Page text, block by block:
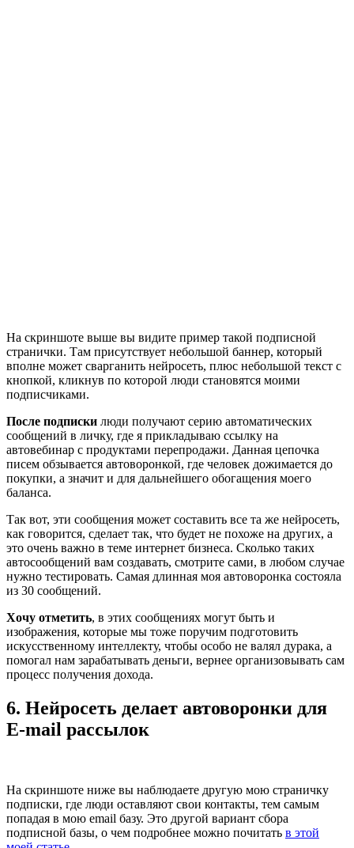
На скриншоте выше вы видите пример такой подписной
странички. Там присутствует небольшой баннер, который
вполне может сварганить нейросеть, плюс небольшой текст с
кнопкой, кликнув по которой люди становятся моими
подписчиками.
После подписки люди получают серию автоматических
сообщений в личку, где я прикладываю ссылку на
автовебинар с продуктами перепродажи. Данная цепочка
писем обзывается автоворонкой, где человек дожимается до
покупки, а значит и для дальнейшего обогащения моего
баланса.
Так вот, эти сообщения может составить все та же нейросеть,
как говорится, сделает так, что будет не похоже на других, а
это очень важно в теме интернет бизнеса. Сколько таких
автосообщений вам создавать, смотрите сами, в любом случае
нужно тестировать. Самая длинная моя автоворонка состояла
из 30 сообщений.
Хочу отметить, в этих сообщениях могут быть и
изображения, которые мы тоже поручим подготовить
искусственному интеллекту, чтобы особо не валял дурака, а
помогал нам зарабатывать деньги, вернее организовывать сам
процесс получения дохода.
6. Нейросеть делает автоворонки для
E-mail рассылок
На скриншоте ниже вы наблюдаете другую мою страничку
подписки, где люди оставляют свои контакты, тем самым
попадая в мою email базу. Это другой вариант сбора
подписной базы, о чем подробнее можно почитать в этой